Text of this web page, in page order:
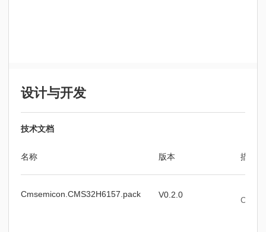
设计与开发
技术文档
名称 版本 描述
Cmsemicon.CMS32H6157.pack V0.2.0